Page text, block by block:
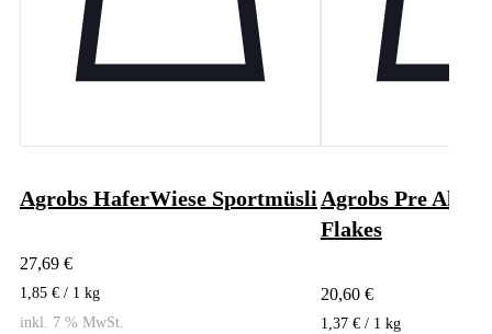
Agrobs HaferWiese Sportmüsli
27,69 €
1,85 € / 1 kg
inkl. 7 % MwSt.
Agrobs Pre
Flakes
20,60 €
1,37 € / 1 kg